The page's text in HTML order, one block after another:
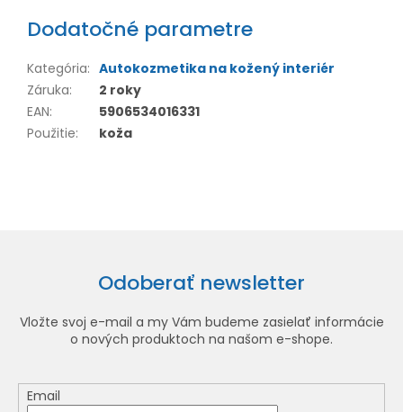
Dodatočné parametre
Kategória: Autokozmetika na kožený interiér
Záruka:
2 roky
EAN:
5906534016331
Použitie: koža
Odoberať newsletter
Vložte svoj e-mail a my Vám budeme zasielať informácie
o nových produktoch na našom e-shope.
Email